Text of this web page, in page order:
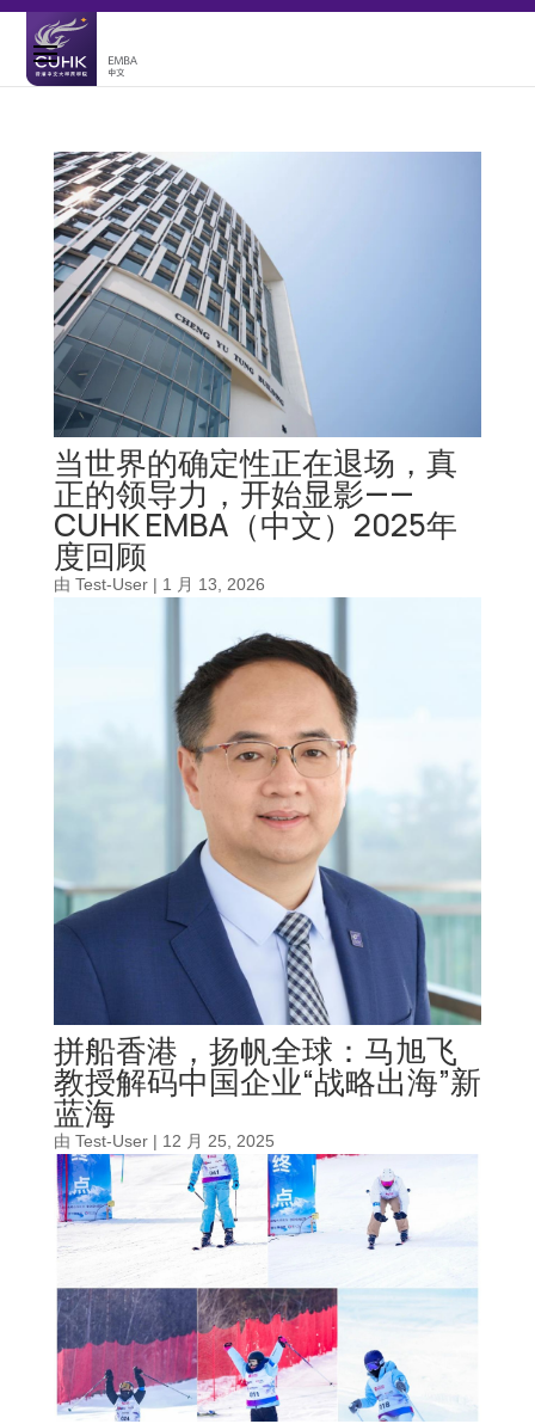
当世界的确定性正在退场，真
正的领导力，开始显影——
CUHK EMBA（中文）2025年
度回顾
由 Test-User| 1 月 13, 2026
拼船香港，扬帆全球：马旭飞
教授解码中国企业“战略出海”新
蓝海
由 Test-User| 12 月 25, 2025